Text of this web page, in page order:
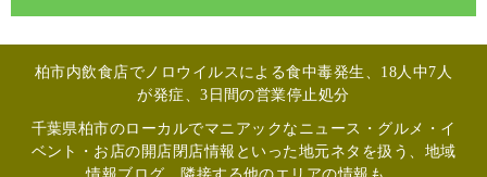
柏市内飲食店でノロウイルスによる食中毒発生、18人中7人
が発症、3日間の営業停止処分
千葉県柏市のローカルでマニアックなニュース・グルメ・イ
ベント・お店の開店閉店情報といった地元ネタを扱う、地域